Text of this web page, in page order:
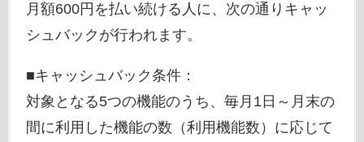
月額600円を払い続ける人に、次の通りキャッ
シュバックが行われます。
■キャッシュバック条件：
対象となる5つの機能のうち、毎月1日～月末の
間に利用した機能の数（利用機能数）に応じて